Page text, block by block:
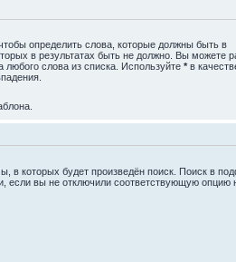
чтобы определить слова, которые должны быть в
в результатах быть не должно. Вы можете
любого слова из списка. Используйте * в
в которых будет произведён поиск. Поиск в
если вы не отключили соответствующую опцию